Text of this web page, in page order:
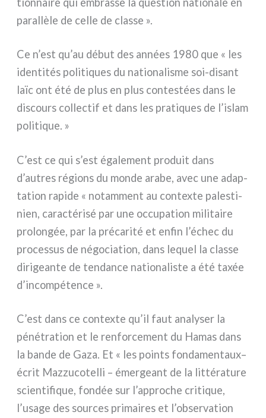
paral­lè­le de cel­le de clas­se ».
Ce n’est qu’au début des années 1980 que « les
iden­ti­tés poli­ti­ques du natio­na­li­sme soi-disant
laïc ont été de plus en plus con­te­stées dans le
discours col­lec­tif et dans les pra­ti­ques de l’islam
poli­ti­que. »
C’est ce qui s’est éga­le­ment pro­duit dans
d’autres régions du mon­de ara­be, avec une adap­
ta­tion rapi­de « notam­ment au con­tex­te pale­sti­
nien, carac­té­ri­sé par une occu­pa­tion mili­tai­re
pro­lon­gée, par la pré­ca­ri­té et enfin l’échec du
pro­ces­sus de négo­cia­tion, dans lequel la clas­se
diri­gean­te de ten­dan­ce natio­na­li­ste a été taxée
d’incompétence ».
C’est dans ce con­tex­te qu’il faut ana­ly­ser la
péné­tra­tion et le ren­for­ce­ment du Hamas dans
la ban­de de Gaza. Et « les poin­ts fon­da­men­taux–
écrit Mazzucotelli – émer­geant de la lit­té­ra­tu­re
scien­ti­fi­que, fon­dée sur l’approche cri­ti­que,
l’usage des sour­ces pri­mai­res et l’observation